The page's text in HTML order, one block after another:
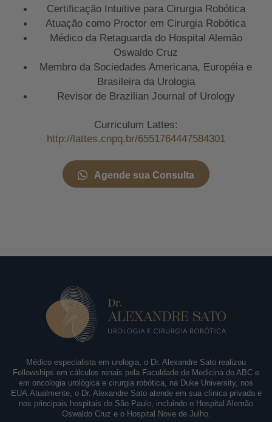
Certificação Intuitive para Cirurgia Robótica
Atuação como Proctor em Cirurgia Robótica
Médico da Retaguarda do Hospital Alemão
Oswaldo Cruz
Membro da Sociedades Americana, Européia e
Brasileira da Urologia
Revisor de Brazilian Journal of Urology
Curriculum Lattes:
http://lattes.cnpq.br/6551764447584301
Agende sua Consulta
Médico especialista em urologia, o Dr. Alexandre Sato realizou
Fellowships em cálculos renais pela Faculdade de Medicina do ABC e
em oncologia urológica e cirurgia robótica, na Duke University, nos
EUA.Atualmente, o Dr. Alexandre Sato atende em sua clínica privada e
nos principais hospitais de São Paulo, incluindo o Hospital Alemão
Oswaldo Cruz e o Hospital Nove de Julho.